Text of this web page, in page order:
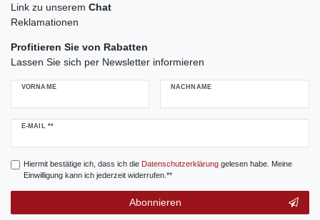
Link zu unserem Chat
Reklamationen
Profitieren Sie von Rabatten
Lassen Sie sich per Newsletter informieren
VORNAME NACHNAME
E-MAIL **
Newsletter
Hiermit bestätige ich, dass ich die Daten­schutz­erklärunggelesen habe. Meine
Einwilligung kann ich jederzeit widerrufen.**
Abonnieren